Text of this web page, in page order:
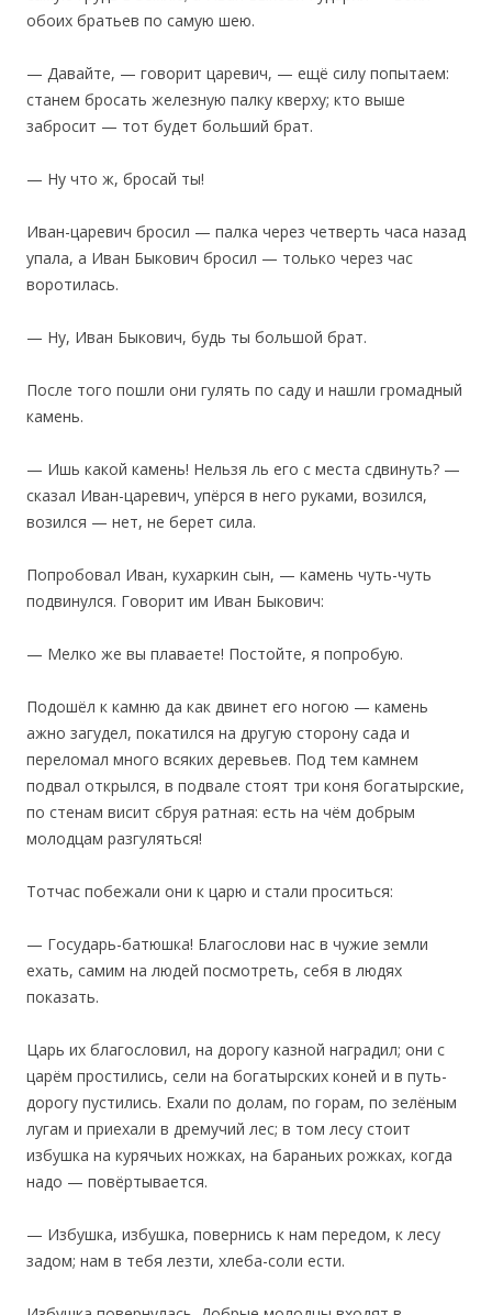
обоих братьев по самую шею.
— Давайте, — говорит царевич, — ещё силу попытаем:
станем бросать железную палку кверху; кто выше
забросит — тот будет больший брат.
— Ну что ж, бросай ты!
Иван-царевич бросил — палка через четверть часа назад
упала, а Иван Быкович бросил — только через час
воротилась.
— Ну, Иван Быкович, будь ты большой брат.
После того пошли они гулять по саду и нашли громадный
камень.
— Ишь какой камень! Нельзя ль его с места сдвинуть? —
сказал Иван-царевич, упёрся в него руками, возился,
возился — нет, не берет сила.
Попробовал Иван, кухаркин сын, — камень чуть-чуть
подвинулся. Говорит им Иван Быкович:
— Мелко же вы плаваете! Постойте, я попробую.
Подошёл к камню да как двинет его ногою — камень
ажно загудел, покатился на другую сторону сада и
переломал много всяких деревьев. Под тем камнем
подвал открылся, в подвале стоят три коня богатырские,
по стенам висит сбруя ратная: есть на чём добрым
мoлодцам разгуляться!
Тотчас побежали они к царю и стали проситься:
— Государь-батюшка! Благослови нас в чужие земли
ехать, самим на людей посмотреть, себя в людях
показать.
Царь их благословил, на дорогу казной наградил; они с
царём простились, сели на богатырских коней и в путь-
дорогу пустились. Ехали по долам, по горам, по зелёным
лугам и приехали в дремучий лес; в том лесу стоит
избушка на курячьих ножках, на бараньих рожках, когда
надо — повёртывается.
— Избушка, избушка, повернись к нам передом, к лесу
задом; нам в тебя лезти, хлеба-соли ести.